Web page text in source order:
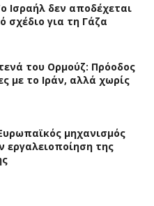
Ισραήλ δεν αποδέχεται
σχέδιο για τη Γάζα
του Ορμούζ: Πρόοδος
με το Ιράν, αλλά χωρίς
μηχανισμός
εργαλειοποίηση της